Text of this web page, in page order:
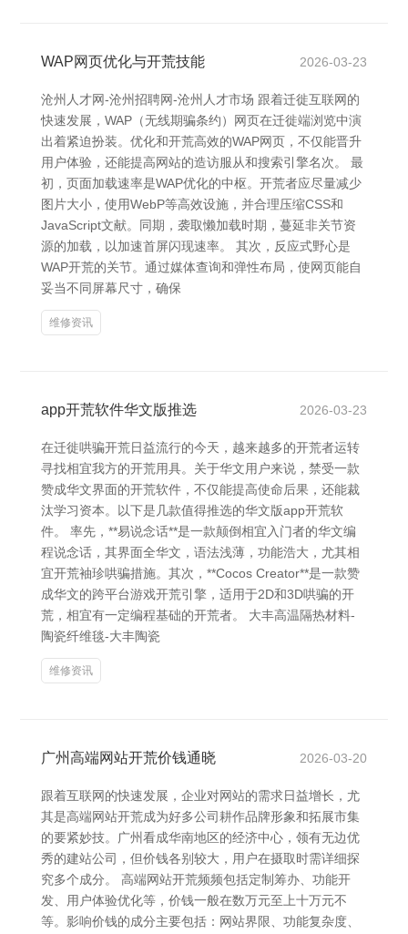
WAP网页优化与开荒技能 2026-03-23
沧州人才网-沧州招聘网-沧州人才市场 跟着迁徙互联网的
快速发展，WAP（无线期骗条约）网页在迁徙端浏览中演
出着紧迫扮装。优化和开荒高效的WAP网页，不仅能晋升
用户体验，还能提高网站的造访服从和搜索引擎名次。 最
初，页面加载速率是WAP优化的中枢。开荒者应尽量减少
图片大小，使用WebP等高效设施，并合理压缩CSS和
JavaScript文献。同期，袭取懒加载时期，蔓延非关节资
源的加载，以加速首屏闪现速率。 其次，反应式野心是
WAP开荒的关节。通过媒体查询和弹性布局，使网页能自
妥当不同屏幕尺寸，确保
维修资讯
app开荒软件华文版推选 2026-03-23
在迁徙哄骗开荒日益流行的今天，越来越多的开荒者运转
寻找相宜我方的开荒用具。关于华文用户来说，禁受一款
赞成华文界面的开荒软件，不仅能提高使命后果，还能裁
汰学习资本。以下是几款值得推选的华文版app开荒软
件。 率先，**易说念话**是一款颠倒相宜入门者的华文编
程说念话，其界面全华文，语法浅薄，功能浩大，尤其相
宜开荒袖珍哄骗措施。其次，**Cocos Creator**是一款赞
成华文的跨平台游戏开荒引擎，适用于2D和3D哄骗的开
荒，相宜有一定编程基础的开荒者。 大丰高温隔热材料-
陶瓷纤维毯-大丰陶瓷
维修资讯
广州高端网站开荒价钱通晓 2026-03-20
跟着互联网的快速发展，企业对网站的需求日益增长，尤
其是高端网站开荒成为好多公司耕作品牌形象和拓展市集
的要紧妙技。广州看成华南地区的经济中心，领有无边优
秀的建站公司，但价钱各别较大，用户在摄取时需详细探
究多个成分。 高端网站开荒频频包括定制筹办、功能开
发、用户体验优化等，价钱一般在数万元至上十万元不
等。影响价钱的成分主要包括：网站界限、功能复杂度、